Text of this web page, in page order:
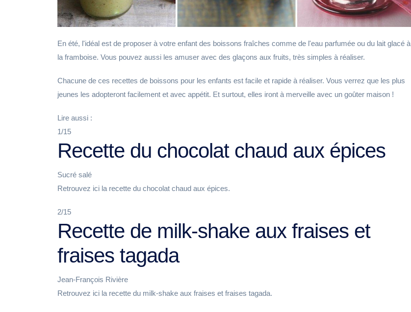
En été, l'idéal est de proposer à votre enfant des boissons fraîches comme de l'eau parfumée ou du lait glacé à
la framboise. Vous pouvez aussi les amuser avec des glaçons aux fruits, très simples à réaliser.
Chacune de ces recettes de boissons pour les enfants est facile et rapide à réaliser. Vous verrez que les plus
jeunes les adopteront facilement et avec appétit. Et surtout, elles iront à merveille avec un goûter maison !
Lire aussi :
1/15
Recette du chocolat chaud aux épices
Sucré salé
Retrouvez ici la recette du chocolat chaud aux épices.
2/15
Recette de milk-shake aux fraises et
fraises tagada
Jean-François Rivière
Retrouvez ici la recette du milk-shake aux fraises et fraises tagada.